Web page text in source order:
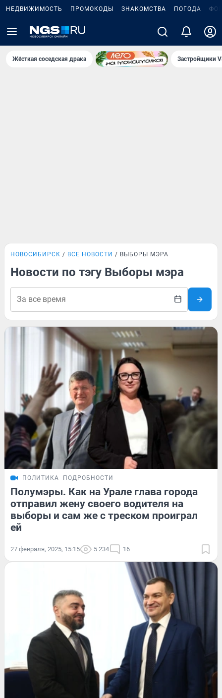
НЕДВИЖИМОСТЬ ПРОМОКОДЫ ЗНАКОМСТВА ПОГОДА
Жёсткая соседская драка Застройщики
НОВОСИБИРСК ВСЕ НОВОСТИ ВЫБОРЫ МЭРА
Новости по тэгу Выборы мэра
ПОЛИТИКА ПОДРОБНОСТИ
Полумэры. Как на Урале глава города
отправил жену своего водителя на
выборы и сам же с треском проиграл
ей
27 февраля, 2025, 15:15 5 234 16